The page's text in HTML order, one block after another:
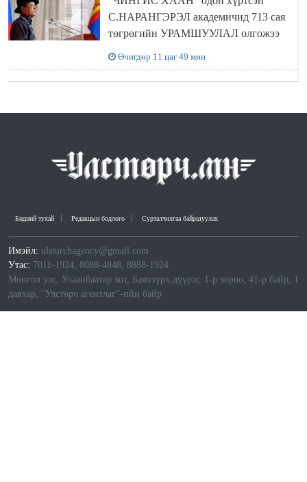
С.НАРАНГЭРЭЛ академичид 713 сая
төгрөгийн УРАМШУУЛАЛ олгожээ
Өчигдөр 11 цаг 49 мин
Бидний тухай Редакцын бодлого Сурталчилгаа байршуулах
Имэйл: ulsturchagency@gmail.com
Утас: 7011-1924, 8088-4848, 8888-1924
Монгол улс, Улаанбаатар хот, Баянзүрх дүүрэг, 1-р хороо, 41-р байр, 1
давхар, "Улстөрч агентлаг"-ийн байр